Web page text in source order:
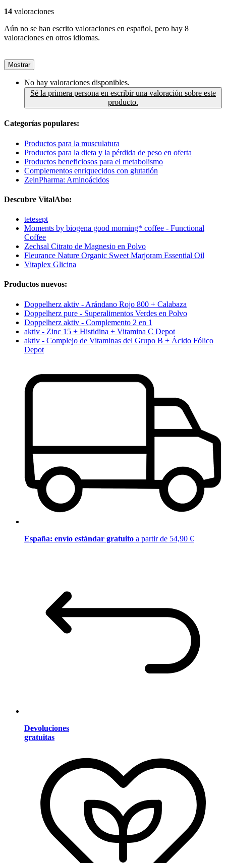
14 valoraciones
Aún no se han escrito valoraciones en español, pero hay 8
valoraciones en otros idiomas.
Mostrar
No hay valoraciones disponibles.
Sé la primera persona en escribir una valoración sobre este
producto.
Categorías populares:
Productos para la musculatura
Productos para la dieta y la pérdida de peso en oferta
Productos beneficiosos para el metabolismo
Complementos enriquecidos con glutatión
ZeinPharma: Aminoácidos
Descubre VitalAbo:
tetesept
Moments by biogena good morning* coffee - Functional
Coffee
Zechsal Citrato de Magnesio en Polvo
Fleurance Nature Organic Sweet Marjoram Essential Oil
Vitaplex Glicina
Productos nuevos:
Doppelherz aktiv - Arándano Rojo 800 + Calabaza
Doppelherz pure - Superalimentos Verdes en Polvo
Doppelherz aktiv - Complemento 2 en 1
aktiv - Zinc 15 + Histidina + Vitamina C Depot
aktiv - Complejo de Vitaminas del Grupo B + Ácido Fólico
Depot
España: envío estándar gratuito a partir de 54,90 €
Devoluciones
gratuitas